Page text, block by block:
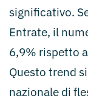
significativo.
Entrate, il
6,9% rispetto
Questo trend
nazionale di